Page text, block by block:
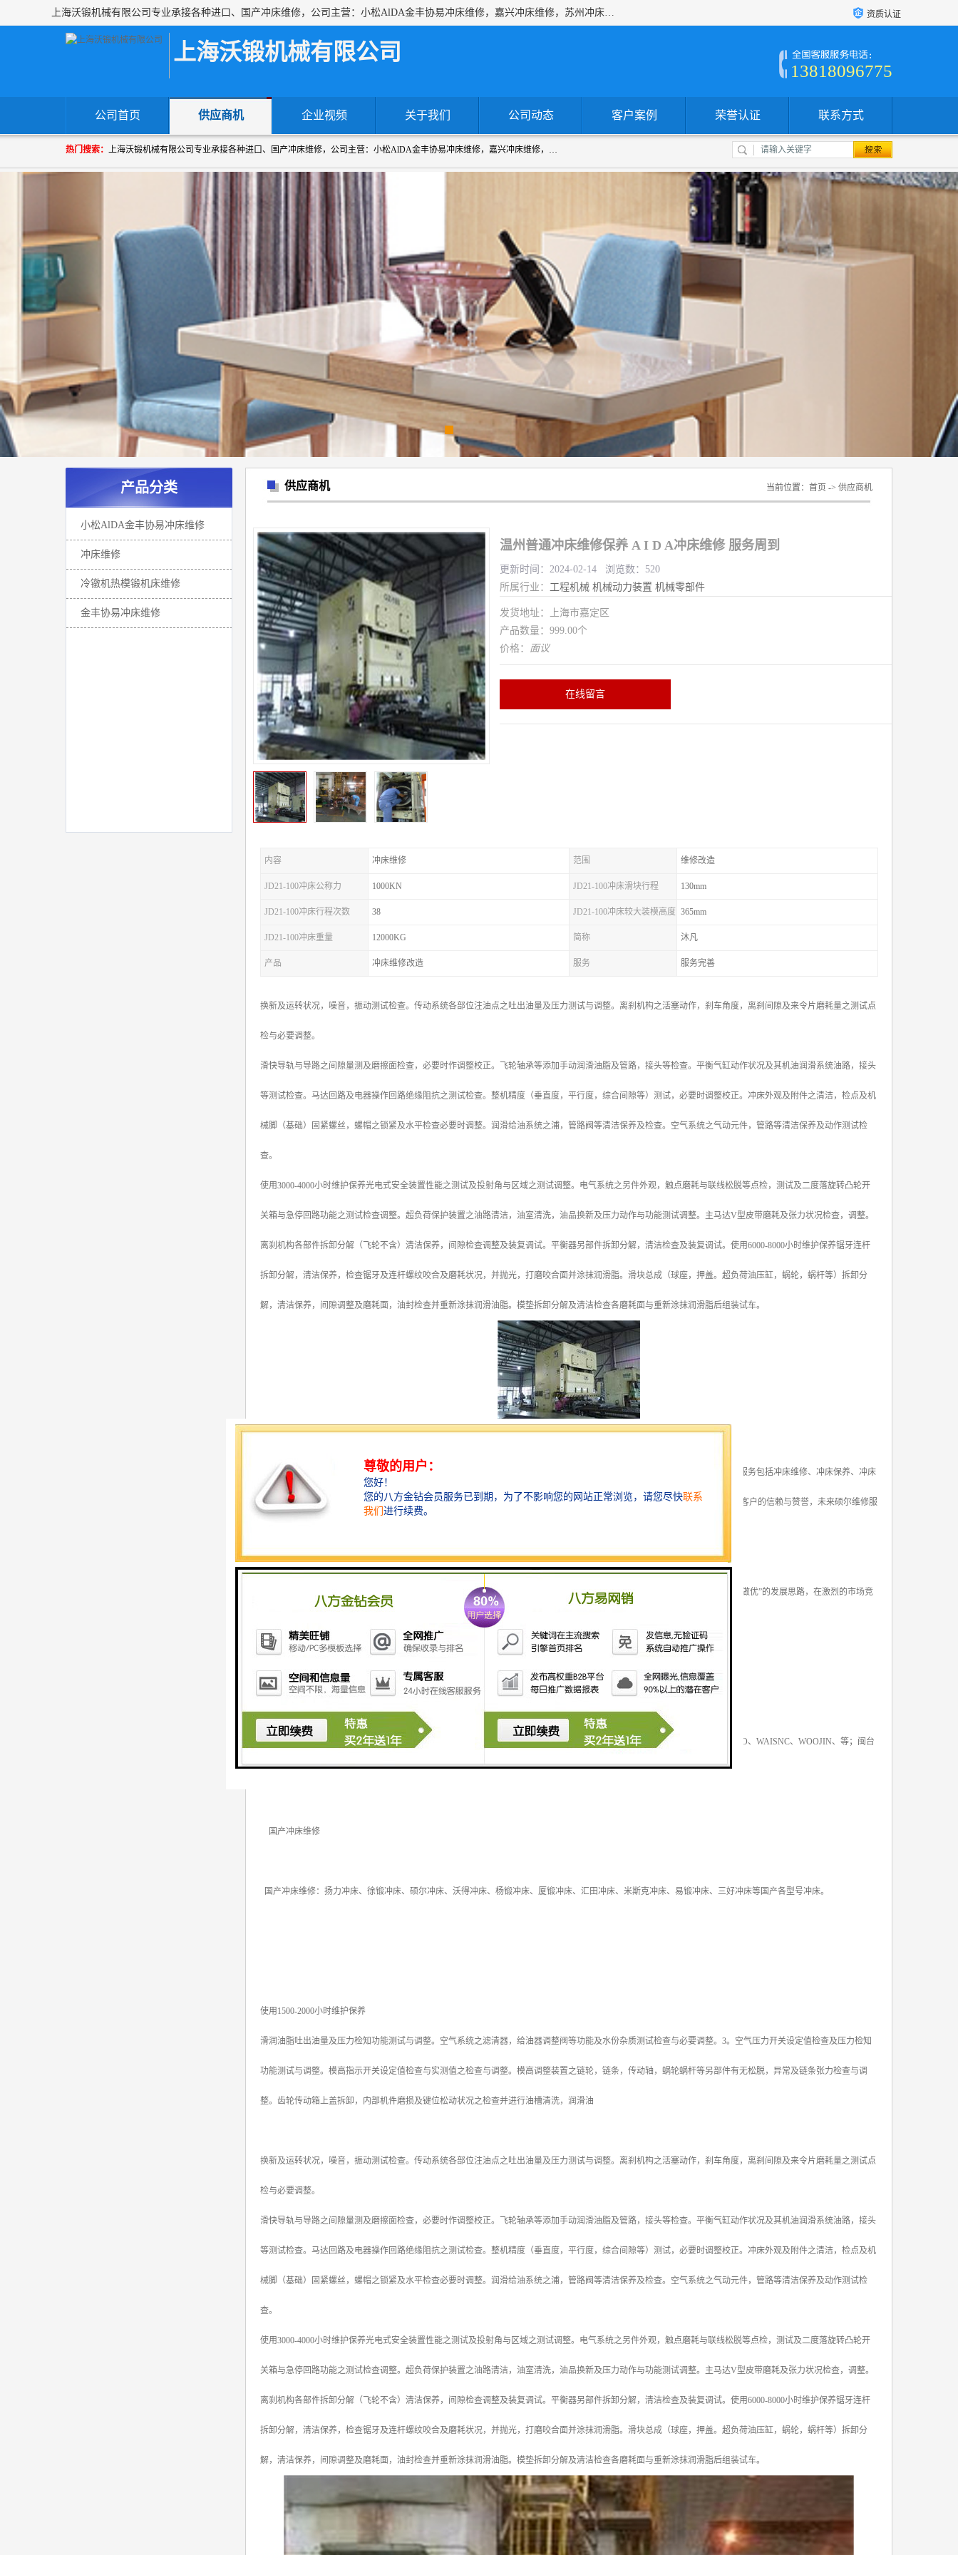
上海沃锻机械有限公司专业承接各种进口、国产冲床维修，公司主营：小松AlDA金丰协易冲床维修，嘉兴冲床维修，苏州冲床维修，冷镦机热模锻机床维修，提供各种冲床配件！！一站式服务为您解决一切冲床问题！ 资质认证
上海沃锻机械有限公司
13818096775
公司首页 供应商机 企业视频 关于我们 公司动态 客户案例 荣誉认证 联系方式
热门搜索： 上海沃锻机械有限公司专业承接各种进口、国产冲床维修，公司主营：小松AlDA金丰协易冲床维修，嘉兴冲床维修，苏州冲床维修，冷镦机热模锻机床维修，提供各种冲床配件！！一站式服务为您解决一切冲床问题！
产品分类
小松AlDA金丰协易冲床维修
冲床维修
冷镦机热模锻机床维修
金丰协易冲床维修
供应商机 当前位置： 首页 -> 供应商机
温州普通冲床维修保养 A I D A冲床维修 服务周到
更新时间：2024-02-14 浏览数：520
所属行业： 工程机械 机械动力装置 机械零部件
发货地址：上海市嘉定区
产品数量：999.00个
价格： 面议
在线留言
内容 冲床维修 范围 维修改造
JD21-100冲床公称力 1000KN JD21-100冲床滑块行程 130mm
JD21-100冲床行程次数 38 JD21-100冲床较大装模高度 365mm
JD21-100冲床重量 12000KG 简称 沐凡
产品 冲床维修改造 服务 服务完善
换新及运转状况，噪音，振动测试检查。传动系统各部位注油点之吐出油量及压力测试与调整。离刹机构之活塞动作，刹车角度，离刹间隙及来令片磨耗量之测试点
检与必要调整。
滑快导轨与导路之间隙量测及磨擦面检查，必要时作调整校正。飞轮轴承等添加手动润滑油脂及管路，接头等检查。平衡气缸动作状况及其机油润滑系统油路，接头
等测试检查。马达回路及电器操作回路绝缘阻抗之测试检查。整机精度（垂直度，平行度，综合间隙等）测试，必要时调整校正。冲床外观及附件之清洁，检点及机
械脚（基础）固紧螺丝，螺帽之锁紧及水平检查必要时调整。润滑给油系统之浦，管路阀等清洁保养及检查。空气系统之气动元件，管路等清洁保养及动作测试检
查。
使用3000-4000小时维护保养光电式安全装置性能之测试及投射角与区域之测试调整。电气系统之另件外观，触点磨耗与联线松脱等点检，测试及二度落旋转凸轮开
关箱与急停回路功能之测试检查调整。超负荷保护装置之油路清洁，油室清洗，油品换新及压力动作与功能测试调整。主马达V型皮带磨耗及张力状况检查，调整。
离刹机构各部件拆卸分解（飞轮不含）清洁保养，间隙检查调整及装复调试。平衡器另部件拆卸分解，清洁检查及装复调试。使用6000-8000小时维护保养锯牙连杆
拆卸分解，清洁保养，检查锯牙及连杆螺纹咬合及磨耗状况，并抛光，打磨咬合面并涂抹润滑脂。滑块总成（球座，押盖。超负荷油压缸，蜗轮，蜗杆等）拆卸分
解，清洁保养，间隙调整及磨耗面，油封检查并重新涂抹润滑油脂。模垫拆卸分解及清洁检查各磨耗面与重新涂抹润滑脂后组装试车。
上海沃锻机械有限公司冲床维修服务机构自开办来，致力于为广大新老客户提供完善的冲床维修保养服务。冲床维修服务机构的服务包括冲床维修、冲床保养、冲床
配件销售等，维修团队坚持“以人为本”，遵循“精品、客户、满意”的理念，为五千多家冲床厂家解决了维修保养的难题， 赢得了客户的信赖与赞誉，未来硕尔维修服
我们注重冲床维修市场的发展态势，致力于提升销售与服务网络，对客户特别推行了“信誉承诺制”！按照“做大、做强、做精、做优”的发展思路，在激烈的市场竞
争中，一如既往，精益求精，努力缔造更加辉煌灿烂的明天！
进口冲床维修：
冲床维修：从事各类进口冲床维修,日本的有:AIDA、AMADA、DOBBY、DONGSUNG、HNCP、ISIS、KOMATSU、WASINO、WAISNC、WOOJIN、等；闽台
的有:金丰冲床、协易冲床、硕尔冲床、瑛瑜冲床、振力冲床等及国内各型冲床。
国产冲床维修
国产冲床维修：扬力冲床、徐锻冲床、硕尔冲床、沃得冲床、杨锻冲床、厦锻冲床、汇田冲床、米斯克冲床、易锻冲床、三好冲床等国产各型号冲床。
使用1500-2000小时维护保养
滑润油脂吐出油量及压力检知功能测试与调整。空气系统之滤清器，给油器调整阀等功能及水份杂质测试检查与必要调整。3。空气压力开关设定值检查及压力检知
功能测试与调整。模高指示开关设定值检查与实测值之检查与调整。模高调整装置之链轮，链条，传动轴，蜗轮蜗杆等另部件有无松脱，异常及链条张力检查与调
整。齿轮传动箱上盖拆卸，内部机件磨损及键位松动状况之检查并进行油槽清洗，润滑油
换新及运转状况，噪音，振动测试检查。传动系统各部位注油点之吐出油量及压力测试与调整。离刹机构之活塞动作，刹车角度，离刹间隙及来令片磨耗量之测试点
检与必要调整。
滑快导轨与导路之间隙量测及磨擦面检查，必要时作调整校正。飞轮轴承等添加手动润滑油脂及管路，接头等检查。平衡气缸动作状况及其机油润滑系统油路，接头
等测试检查。马达回路及电器操作回路绝缘阻抗之测试检查。整机精度（垂直度，平行度，综合间隙等）测试，必要时调整校正。冲床外观及附件之清洁，检点及机
械脚（基础）固紧螺丝，螺帽之锁紧及水平检查必要时调整。润滑给油系统之浦，管路阀等清洁保养及检查。空气系统之气动元件，管路等清洁保养及动作测试检
查。
使用3000-4000小时维护保养光电式安全装置性能之测试及投射角与区域之测试调整。电气系统之另件外观，触点磨耗与联线松脱等点检，测试及二度落旋转凸轮开
关箱与急停回路功能之测试检查调整。超负荷保护装置之油路清洁，油室清洗，油品换新及压力动作与功能测试调整。主马达V型皮带磨耗及张力状况检查，调整。
离刹机构各部件拆卸分解（飞轮不含）清洁保养，间隙检查调整及装复调试。平衡器另部件拆卸分解，清洁检查及装复调试。使用6000-8000小时维护保养锯牙连杆
拆卸分解，清洁保养，检查锯牙及连杆螺纹咬合及磨耗状况，并抛光，打磨咬合面并涂抹润滑脂。滑块总成（球座，押盖。超负荷油压缸，蜗轮，蜗杆等）拆卸分
解，清洁保养，间隙调整及磨耗面，油封检查并重新涂抹润滑油脂。模垫拆卸分解及清洁检查各磨耗面与重新涂抹润滑脂后组装试车。